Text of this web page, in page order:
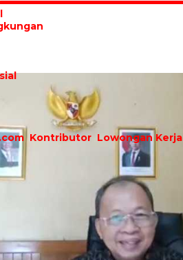
Kontributor Lowongan Kerja